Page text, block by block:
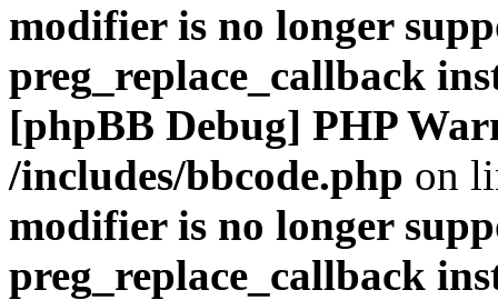
modifier is no longer
preg_replace_callback
[phpBB Debug] PHP
/includes/bbcode.php on
modifier is no longer
preg_replace_callback